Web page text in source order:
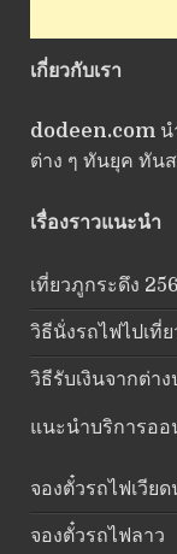
เกี่ยวกับเรา
dodeen.com น
ต่าง ๆ ทันยุค ทัน
เรื่องราวแนะนำ
เที่ยวภูกระดึง
วิธีนั่งรถไฟไปเที่ย
วิธีรับเงินจากต่า
แนะนำบริการออ
จองตั๋วรถไฟเวีย
จองตั๋วรถไฟลาว